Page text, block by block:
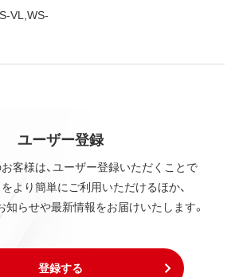
VL,WS-
ユーザー登録
客様は、ユーザー登録いただくことで
より簡単にご利用いただけるほか、
知らせや最新情報をお届けいたします。
登録する